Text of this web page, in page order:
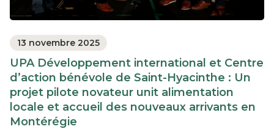
13 novembre 2025
UPA Développement international et Centre
d’action bénévole de Saint-Hyacinthe : Un
projet pilote novateur unit alimentation
locale et accueil des nouveaux arrivants en
Montérégie